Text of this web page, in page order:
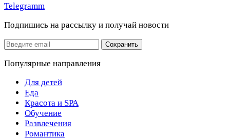
Telegramm
Подпишись на рассылку и получай новости
Email
Сохранить
Популярные направления
Для детей
Еда
Красота и SPA
Обучение
Развлечения
Романтика